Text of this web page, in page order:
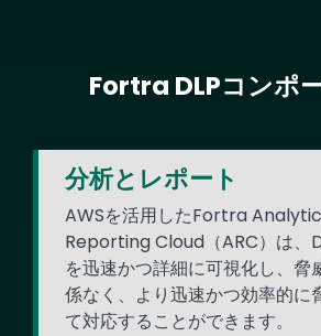
Fortra DLPコンポ
分析とレポート
AWSを活用したFortra
Reporting Cloud（ARC）は、
を迅速かつ詳細に可視化し、脅
係なく、より迅速かつ効率的に
て対応することができます。